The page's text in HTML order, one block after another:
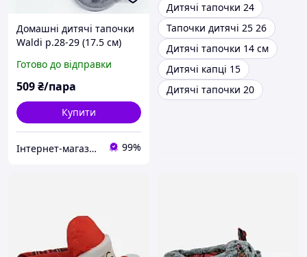
Домашні дитячі тапочки
Waldi р.28-29 (17.5 см)
Готово до відправки
509₴/пара
Купити
Інтернет-магазин "ELEGRANTIK" 99%
Дитячі тапочки 24
Тапочки дитячі 25 26
Дитячі тапочки 14 см
Дитячі капці 15
Дитячі тапочки 20